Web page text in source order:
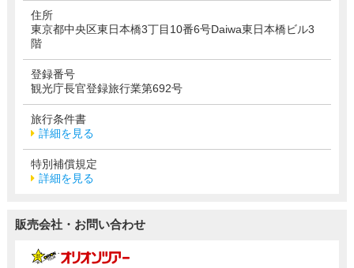
住所
東京都中央区東日本橋3丁目10番6号Daiwa東日本橋ビル3
階
登録番号
観光庁長官登録旅行業第692号
旅行条件書
詳細を見る
特別補償規定
詳細を見る
販売会社・お問い合わせ